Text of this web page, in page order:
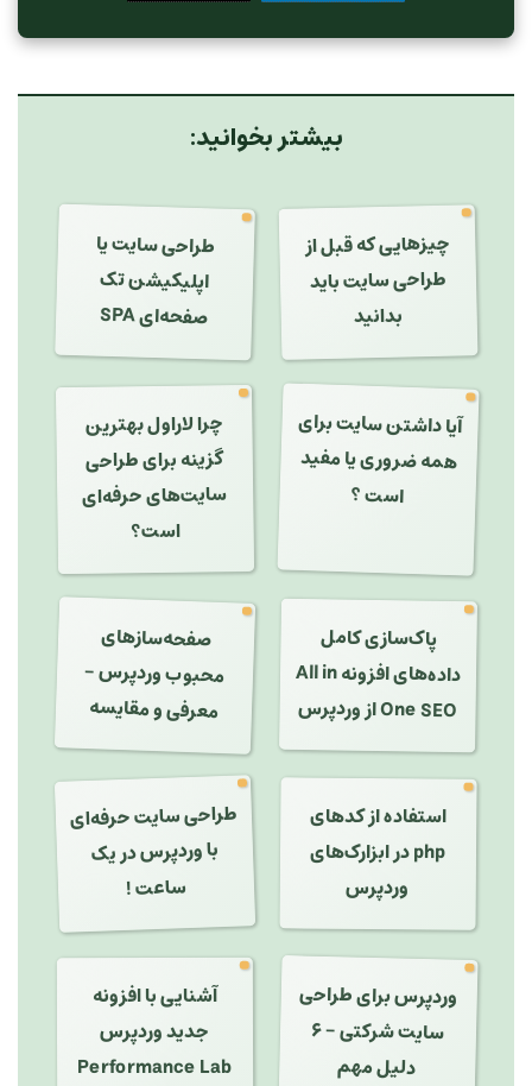
بیشتر بخوانید:
چیزهایی که قبل از
طراحی سایت باید
بدانید
طراحی سایت یا
اپلیکیشن تک
صفحه‌ای SPA
آیا داشتن سایت برای
همه ضروری یا مفید
است ؟
چرا لاراول بهترین
گزینه برای طراحی
سایت‌های حرفه‌ای
است؟
پاک‌سازی کامل
داده‌های افزونه All in
One SEO از وردپرس
صفحه‌سازهای
محبوب وردپرس -
معرفی و مقایسه
استفاده از کدهای
php در ابزارک‌های
وردپرس
طراحی سایت حرفه‌ای
با وردپرس در یک
ساعت !
وردپرس برای طراحی
سایت شرکتی - ۶
دلیل مهم
آشنایی با افزونه
جدید وردپرس
Performance Lab